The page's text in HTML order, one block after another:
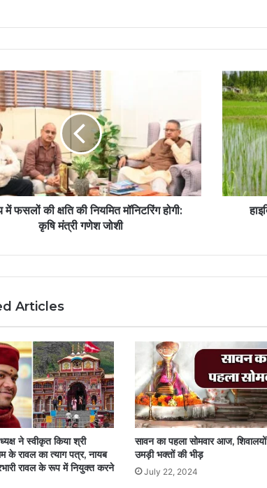
में फसलों की क्षति की नियमित मॉनिटरिंग होगी:
कृषि मंत्री गणेश जोशी
Articles
ने स्वीकृत किया श्री
के रावल का त्याग पत्र, नायब
रावल के रूप में नियुक्त करने
सावन का पहला सोमवार आज,
उमड़ी भक्तों की भीड़
July 22, 2024